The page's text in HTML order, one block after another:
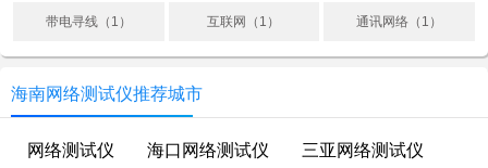
带电寻线（1） 互联网（1） 通讯网络（1）
海南网络测试仪推荐城市
网络测试仪 海口网络测试仪 三亚网络测试仪